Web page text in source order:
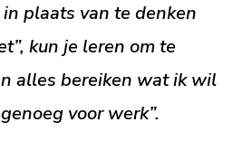
plaats van te denken
kun je leren om te
alles bereiken wat ik wil
voor werk”.